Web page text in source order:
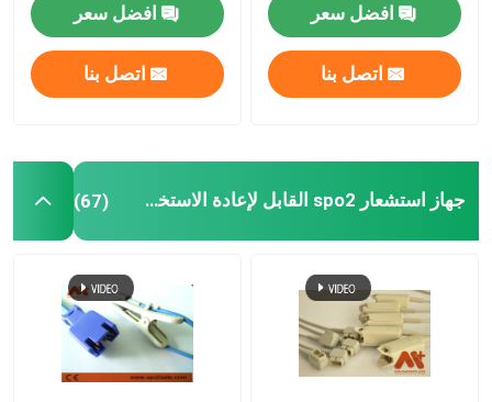
حول بنا
جولة في المعمل
ضبط الجودة
اتصل بنا
أخبار
كابل المريض ECG
افضل سعر
اتصل بنا
افضل سعر
اتصل بنا
جهاز استشعار spo2 القابل لإعادة الاستخدام (67)